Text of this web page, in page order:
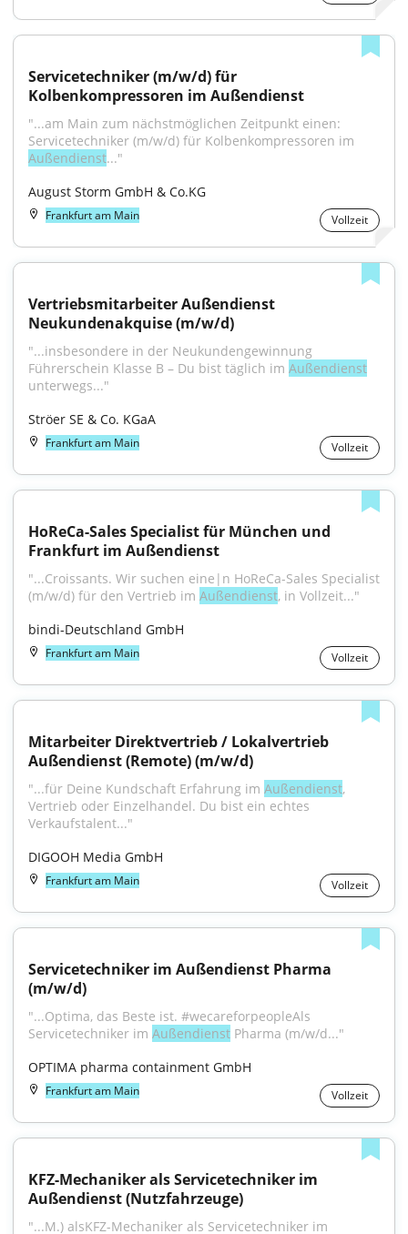
Servicetechniker (m/w/d) für
Kolbenkompressoren im Außendienst
"...am Main zum nächstmöglichen Zeitpunkt einen:
Außendienst..."
August Storm GmbH & Co.KG
Frankfurt am Main Vollzeit
Vertriebsmitarbeiter Außendienst
Neukundenakquise (m/w/d)
"...insbesondere in der Neukundengewinnung
Führerschein Klasse B – Du bist täglich im Außendienst
unterwegs..."
Ströer SE & Co. KGaA
Frankfurt am Main Vollzeit
HoReCa-Sales Specialist für München und
Frankfurt im Außendienst
"...Croissants. Wir suchen eine|n HoReCa-Sales Specialist
(m/w/d) für den Vertrieb im Außendienst, in Vollzeit..."
bindi-Deutschland GmbH
Frankfurt am Main Vollzeit
Mitarbeiter Direktvertrieb / Lokalvertrieb
Außendienst (Remote) (m/w/d)
"...für Deine Kundschaft Erfahrung im Außendienst,
Vertrieb oder Einzelhandel. Du bist ein echtes
Verkaufstalent..."
DIGOOH Media GmbH
Frankfurt am Main Vollzeit
Servicetechniker im Außendienst Pharma
(m/w/d)
"...Optima, das Beste ist. #wecareforpeopleAls
Servicetechniker im Außendienst Pharma (m/w/d..."
OPTIMA pharma containment GmbH
Frankfurt am Main Vollzeit
KFZ-Mechaniker als Servicetechniker im
Außendienst (Nutzfahrzeuge)